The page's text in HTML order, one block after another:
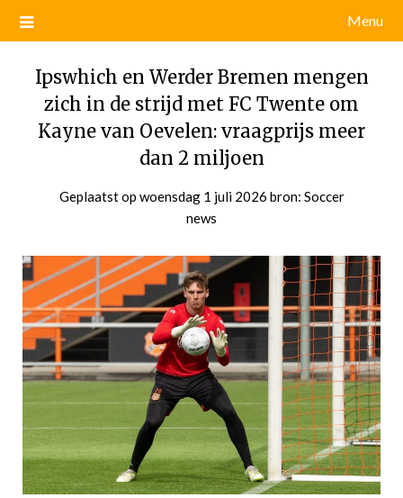
Menu
Ipswhich en Werder Bremen mengen
zich in de strijd met FC Twente om
Kayne van Oevelen: vraagprijs meer
dan 2 miljoen
Geplaatst op woensdag 1 juli 2026 door
bron: Soccer
news